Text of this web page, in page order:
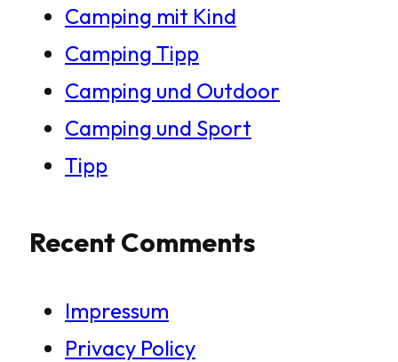
Camping mit Kind
Camping Tipp
Camping und Outdoor
Camping und Sport
Tipp
Recent Comments
Impressum
Privacy Policy